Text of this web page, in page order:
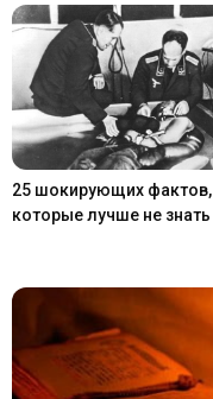
25 шокирующих фактов,
которые лучше не знать